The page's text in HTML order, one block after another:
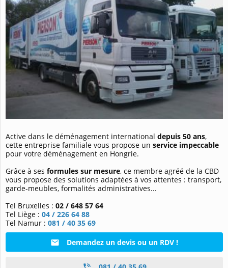
Active dans le déménagement international depuis 50 ans,
cette entreprise familiale vous propose un service impeccable
pour votre déménagement en Hongrie.
Grâce à ses formules sur mesure, ce membre agréé de la CBD
vous propose des solutions adaptées à vos attentes : transport,
garde-meubles, formalités administratives...
Tel Bruxelles : 02 / 648 57 64
Tel Liège : 04 / 226 64 88
Tel Namur : 081 / 40 35 69
Demandez un devis ou un RDV !